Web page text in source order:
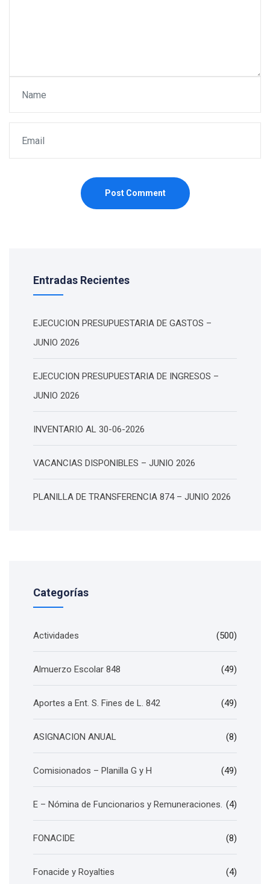
Post Comment
Entradas Recientes
EJECUCION PRESUPUESTARIA DE GASTOS –
JUNIO 2026
EJECUCION PRESUPUESTARIA DE INGRESOS –
JUNIO 2026
INVENTARIO AL 30-06-2026
VACANCIAS DISPONIBLES – JUNIO 2026
PLANILLA DE TRANSFERENCIA 874 – JUNIO 2026
Categorías
Actividades (500)
Almuerzo Escolar 848 (49)
Aportes a Ent. S. Fines de L. 842 (49)
ASIGNACION ANUAL (8)
Comisionados – Planilla G y H (49)
E – Nómina de Funcionarios y Remuneraciones. (4)
FONACIDE (8)
Fonacide y Royalties (4)